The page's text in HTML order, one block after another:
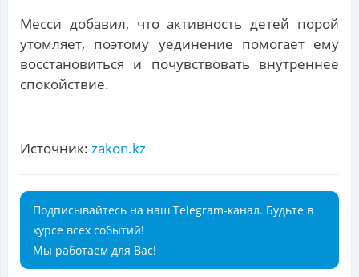
Месси добавил, что активность детей порой
утомляет, поэтому уединение помогает ему
восстановиться и почувствовать внутреннее
спокойствие.
Источник: zakon.kz
Подписывайтесь на наш Telegram-канал. Будьте в
курсе всех событий!
Мы работаем для Вас!